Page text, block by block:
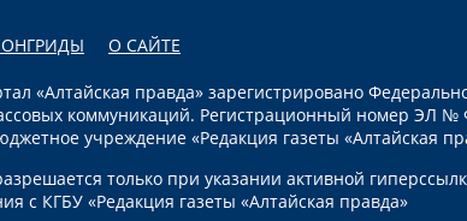
О САЙТЕ
«Алтайская правда» зарегистрировано
коммуникаций. Регистрационный номер ЭЛ №
учреждение «Редакция газеты «Алтайская
только при указании активной
с КГБУ «Редакция газеты «Алтайская правда»